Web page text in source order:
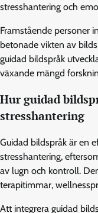
stresshantering och
Framstående personer
betonade vikten av
guidad bildspråk
växande mängd
Hur guidad
stresshantering
Guidad bildspråk är en
stresshantering,
av lugn och kontroll.
terapitimmar,
Att integrera guidad